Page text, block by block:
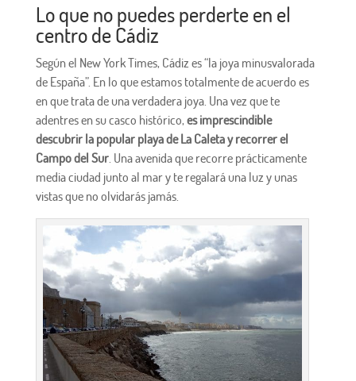
Lo que no puedes perderte en el
centro de Cádiz
Según el New York Times, Cádiz es “la joya minusvalorada
de España”. En lo que estamos totalmente de acuerdo es
en que trata de una verdadera joya. Una vez que te
adentres en su casco histórico, es imprescindible
descubrir la popular playa de La Caleta y recorrer el
Campo del Sur. Una avenida que recorre prácticamente
media ciudad junto al mar y te regalará una luz y unas
vistas que no olvidarás jamás.